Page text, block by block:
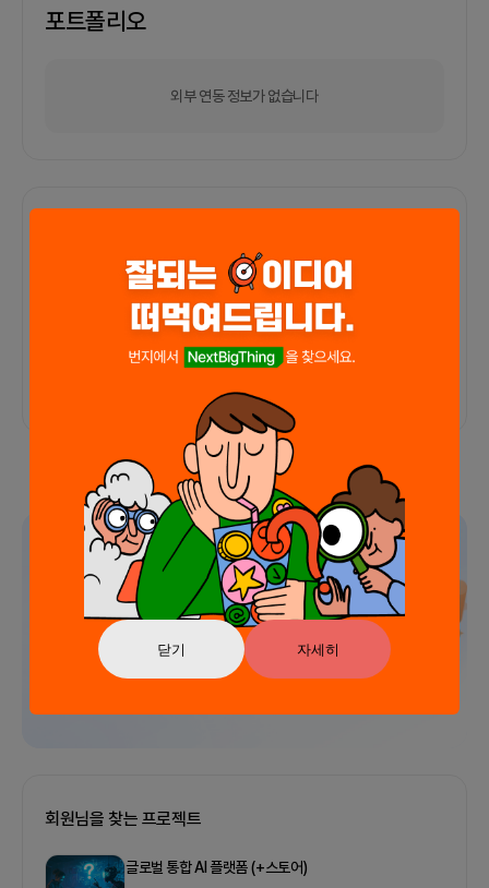
닫기 자세히
포트폴리오
외부 연동 정보가 없습니다
0 프로젝트 0 프로챗 0
아직 후기가 도착하지 않았습니다
회원님을 찾는 프로젝트
글로벌 통합 AI 플랫폼 (+스토어)